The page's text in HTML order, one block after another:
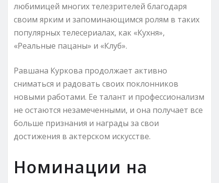
любимицей многих телезрителей благодаря
своим ярким и запоминающимся ролям в таких
популярных телесериалах, как «Кухня»,
«Реальные пацаны» и «Клуб».
Равшана Куркова продолжает активно
сниматься и радовать своих поклонников
новыми работами. Ее талант и профессионализм
не остаются незамеченными, и она получает все
больше признания и награды за свои
достижения в актерском искусстве.
Номинации на